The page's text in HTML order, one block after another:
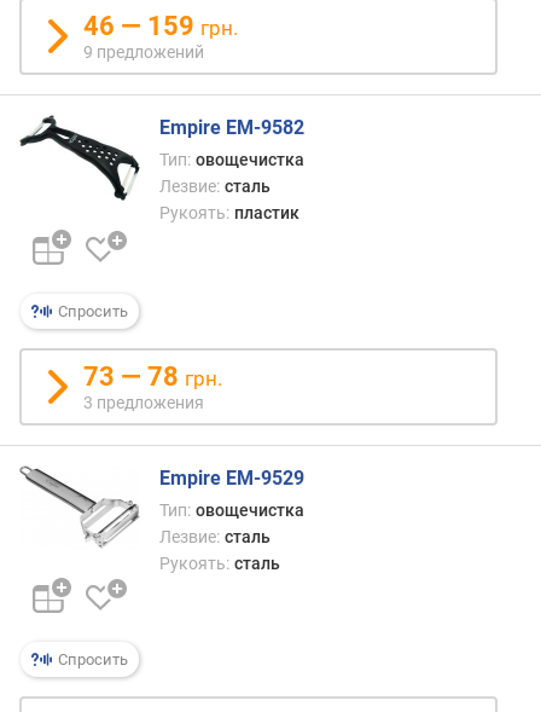
46 — 159 грн.
9 предложений
Спросить
Empire EM-9582
Тип: овощечистка
Лезвие: сталь
Рукоять: пластик
73 — 78 грн.
3 предложения
Спросить
Empire EM-9529
Тип: овощечистка
Лезвие: сталь
Рукоять: сталь